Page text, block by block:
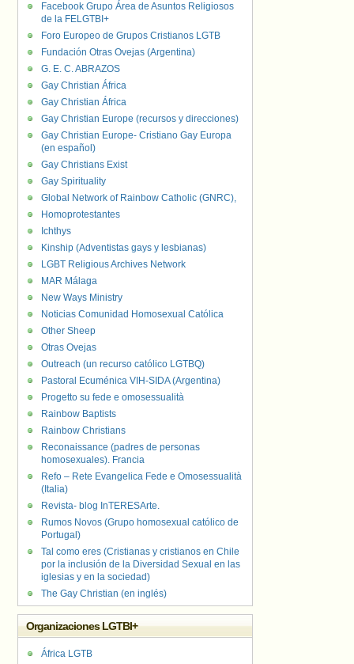
Facebook Grupo Área de Asuntos Religiosos
de la FELGTBI+
Foro Europeo de Grupos Cristianos LGTB
Fundación Otras Ovejas (Argentina)
G. E. C. ABRAZOS
Gay Christian África
Gay Christian África
Gay Christian Europe (recursos y direcciones)
Gay Christian Europe- Cristiano Gay Europa
(en español)
Gay Christians Exist
Gay Spirituality
Global Network of Rainbow Catholic (GNRC),
Homoprotestantes
Ichthys
Kinship (Adventistas gays y lesbianas)
LGBT Religious Archives Network
MAR Málaga
New Ways Ministry
Noticias Comunidad Homosexual Católica
Other Sheep
Otras Ovejas
Outreach (un recurso católico LGTBQ)
Pastoral Ecuménica VIH-SIDA (Argentina)
Progetto su fede e omosessualità
Rainbow Baptists
Rainbow Christians
Reconaissance (padres de personas
homosexuales). Francia
Refo – Rete Evangelica Fede e Omosessualità
(Italia)
Revista- blog InTERESArte.
Rumos Novos (Grupo homosexual católico de
Portugal)
Tal como eres (Cristianas y cristianos en Chile
por la inclusión de la Diversidad Sexual en las
iglesias y en la sociedad)
The Gay Christian (en inglés)
Organizaciones LGTBI+
África LGTB